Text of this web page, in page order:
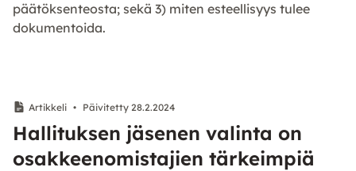
päätöksenteosta; sekä 3) miten esteellisyys tulee
dokumentoida.
Artikkeli • Päivitetty 28.2.2024
Hallituksen jäsenen valinta on
osakkeenomistajien tärkeimpiä